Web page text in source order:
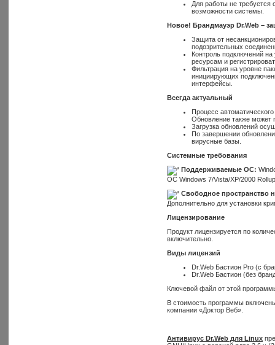
Для работы не требуется
возможности системы.
Новое! Брандмауэр Dr.Web –
Защита от
подозрительных
Контроль подключений
ресурсам и
Фильтрация на уровне
инициирующих
интерфейсы.
Всегда актуальный
Процесс
Обновление также может
Загрузка обновлений
По завершении
вирусные базы.
Системные требования
Поддерживаемые ОС:
ОС Windows 7/Vista/XP/2000
Свободное пространство
Дополнительно для установки
Лицензирование
Продукт лицензируется по
включительно.
Виды лицензий
Dr.Web Бастион Pro (с
Dr.Web Бастион (без
Ключевой файл от этой
В стоимость программы
компании «Доктор Веб».
Антивирус Dr.Web для Linux